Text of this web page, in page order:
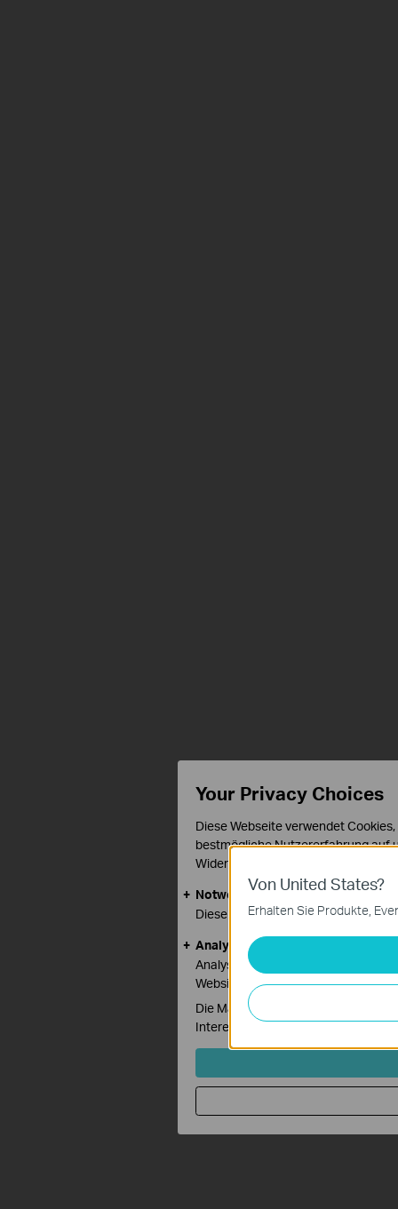
Von United States?
Erhalten Sie Produkte,
Your Privacy Choices
Diese Webseite verwendet
bestmögliche Nutzererfahrung auf
Widersprechen. Nähere
Notwendige Cookies
Diese Cookies sind zur Funktion
Analyse- und Marketing-Cookies
Analyse-Cookies ermöglichen es
Website zu verbessern und
Die Marketing-Cookies können
Interessen zu erstellen und Ihnen